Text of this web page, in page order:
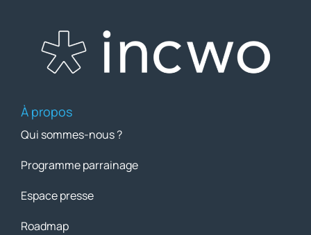
À propos
Qui sommes-nous ?
Programme parrainage
Espace presse
Roadmap